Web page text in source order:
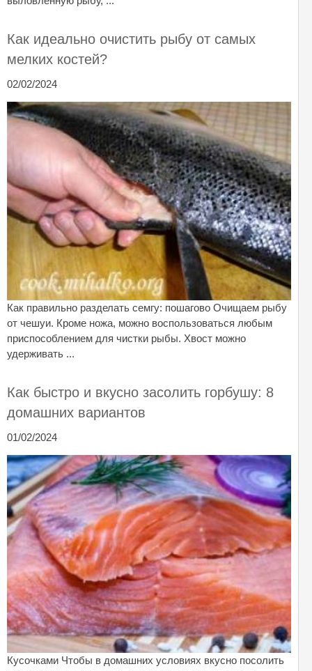
Как идеально очистить рыбу от самых
мелких костей?
02/02/2024
Как правильно разделать семгу: пошагово Очищаем рыбу
от чешуи. Кроме ножа, можно воспользоваться любым
приспособлением для чистки рыбы. Хвост можно
удерживать ...
Как быстро и вкусно засолить горбушу: 8
домашних вариантов
01/02/2024
Кусочками Чтобы в домашних условиях вкусно посолить